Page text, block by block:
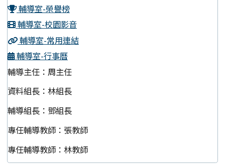
輔導室-榮譽榜
輔導室-校園影音
輔導室-常用連結
輔導室-行事曆
輔導主任：周主任
資料組長：林組長
輔導組長：鄧組長
專任輔導教師：張教師
專任輔導教師：林教師